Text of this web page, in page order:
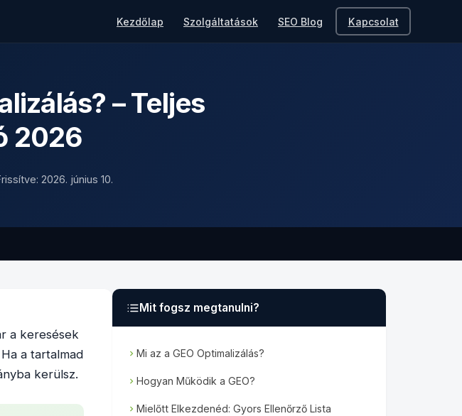
Kezdőlap Szolgáltatások SEO Blog Kapcsolat
– Teljes
2026
2026. június 10.
a keresések
a tartalmad
kerülsz.
Mit fogsz megtanulni?
Mi az a GEO Optimalizálás?
Hogyan Működik a GEO?
Mielőtt Elkezdenéd: Gyors Ellenőrző Lista